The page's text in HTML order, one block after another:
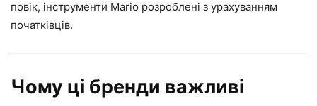
повік, інструменти Mario розроблені з урахуванням
початківців.
Чому ці бренди важливі